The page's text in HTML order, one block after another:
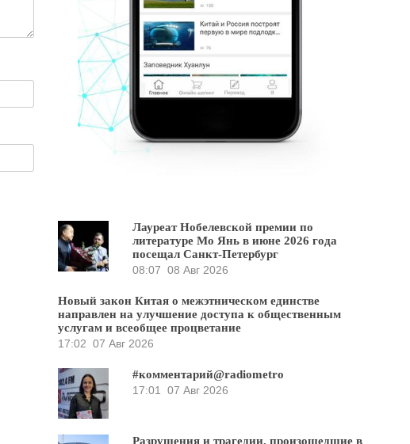
Лауреат Нобелевской премии по
литературе Мо Янь в июне 2026 года
посещал Санкт-Петербург
08:07 08 Авг 2026
Новый закон Китая о межэтническом единстве
направлен на улучшение доступа к общественным
услугам и всеобщее процветание
17:02 07 Авг 2026
#комментарий@radiometro
17:01
07 Авг 2026
Разрушения и трагедии, произошедшие в